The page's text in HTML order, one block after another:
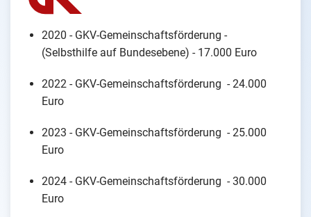
2020 - GKV-Gemeinschaftsförderung -
(Selbsthilfe auf Bundesebene) - 17.000 Euro
2022 - GKV-Gemeinschaftsförderung - 24.000
Euro
2023 - GKV-Gemeinschaftsförderung - 25.000
Euro
2024 - GKV-Gemeinschaftsförderung - 30.000
Euro